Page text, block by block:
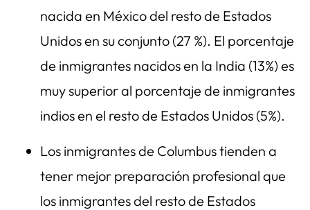
nacida en México del resto de Estados
Unidos en su conjunto (27 %). El porcentaje
de inmigrantes nacidos en la India (13%) es
muy superior al porcentaje de inmigrantes
indios en el resto de Estados Unidos (5%).
Los inmigrantes de Columbus tienden a
tener mejor preparación profesional que
los inmigrantes del resto de Estados